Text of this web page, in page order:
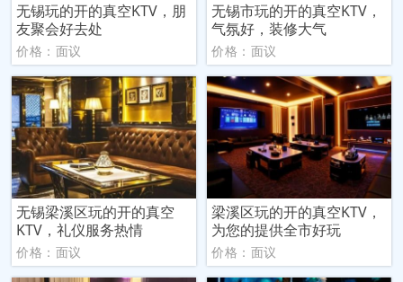
无锡玩的开的真空KTV，朋
友聚会好去处
价格：面议
无锡市玩的开的真空KTV，
气氛好，装修大气
价格：面议
无锡梁溪区玩的开的真空
KTV，礼仪服务热情
价格：面议
梁溪区玩的开的真空KTV，
为您的提供全市好玩
价格：面议